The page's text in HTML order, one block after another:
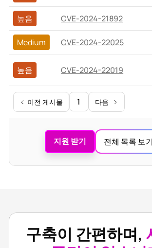
높음 CVE-2024-21892
Medium CVE-2024-22025
높음 CVE-2024-22019
이전 게시물 1 다음
지원 받기 전체 목록 보기
구축이 간편하며,